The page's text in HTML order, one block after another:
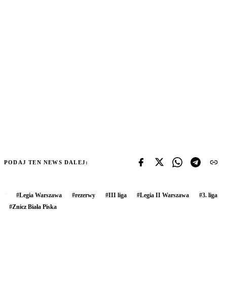
PODAJ TEN NEWS DALEJ:
#Legia Warszawa #rezerwy #III liga #Legia II Warszawa #3. liga
#Znicz Biała Piska